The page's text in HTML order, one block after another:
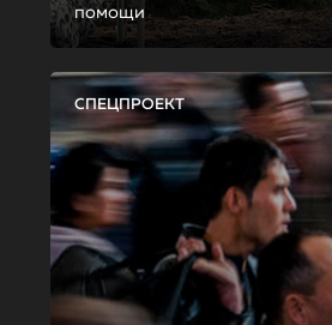
помощи
СПЕЦПРОЕКТ